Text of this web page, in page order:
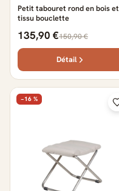
Petit tabouret rond en bois et
tissu bouclette
135,90 €150,90 €
Détail
−16 %